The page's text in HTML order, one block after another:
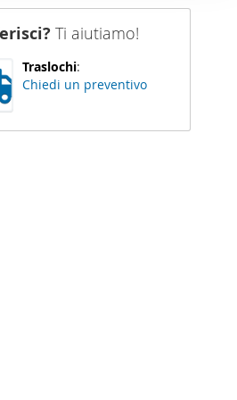
Ti aiutiamo!
Traslochi:
Chiedi un preventivo